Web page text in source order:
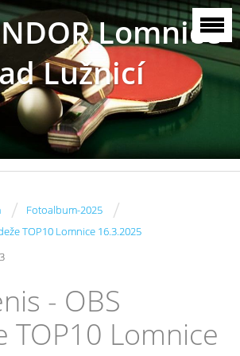
Lomnice
Lužnicí
/ Fotoalbum-2025 /
TOP10 Lomnice 16.3.2025
- OBS
TOP10 Lomnice